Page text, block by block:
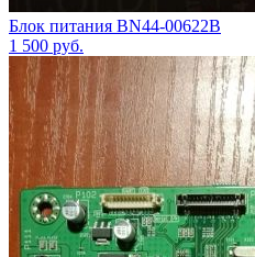
Блок питания BN44-00622B
1 500 руб.